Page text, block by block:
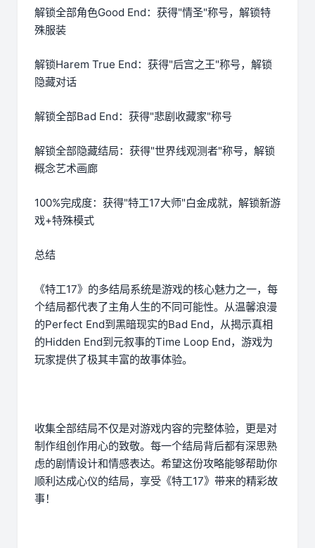
解锁全部角色Good End：获得"情圣"称号，解锁特
殊服装
解锁Harem True End：获得"后宫之王"称号，解锁
隐藏对话
解锁全部Bad End：获得"悲剧收藏家"称号
解锁全部隐藏结局：获得"世界线观测者"称号，解锁
概念艺术画廊
100%完成度：获得"特工17大师"白金成就，解锁新游
戏+特殊模式
总结
《特工17》的多结局系统是游戏的核心魅力之一，每
个结局都代表了主角人生的不同可能性。从温馨浪漫
的Perfect End到黑暗现实的Bad End，从揭示真相
的Hidden End到元叙事的Time Loop End，游戏为
玩家提供了极其丰富的故事体验。
收集全部结局不仅是对游戏内容的完整体验，更是对
制作组创作用心的致敬。每一个结局背后都有深思熟
虑的剧情设计和情感表达。希望这份攻略能够帮助你
顺利达成心仪的结局，享受《特工17》带来的精彩故
事！